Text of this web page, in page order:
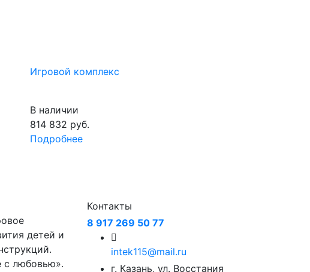
Игровой комплекс
В наличии
814 832 руб.
Подробнее
детей и
с любовью».
Контакты
8 917 269 50 77
intek115@mail.ru
г. Казань, ул. Восстания